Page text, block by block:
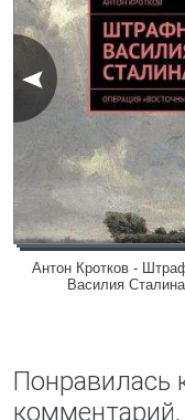
Антон Кротков -
Василия Сталина
Понравилась
комментарий,